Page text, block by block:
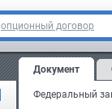
опционный договор
Документ
без